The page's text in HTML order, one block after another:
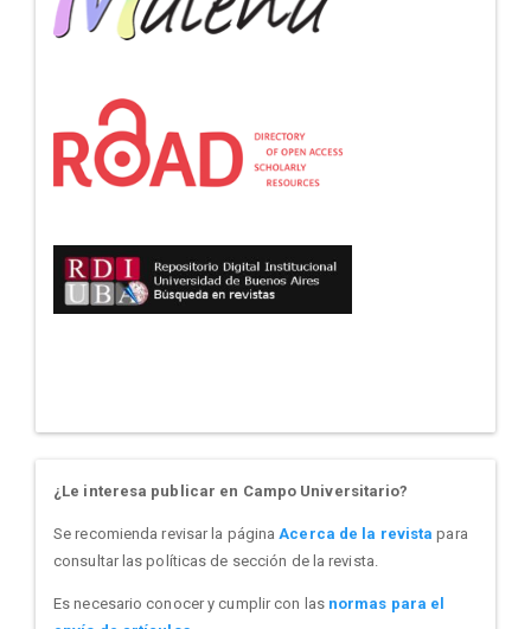
¿Le interesa publicar en Campo Universitario?
Se recomienda revisar la página Acerca de la revista para
consultar las políticas de sección de la revista.
Es necesario conocer y cumplir con las normas para el